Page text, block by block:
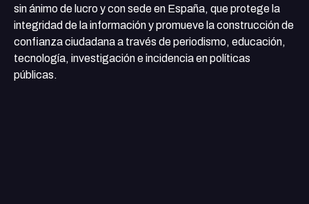
sin ánimo de lucro y con sede en España, que protege la
integridad de la información y promueve la construcción de
confianza ciudadana a través de periodismo, educación,
tecnología, investigación e incidencia en políticas
públicas.